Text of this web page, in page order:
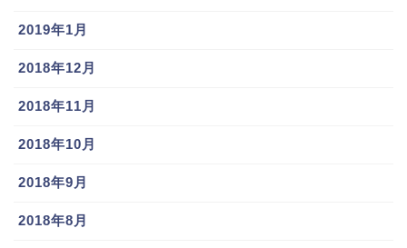
2019年1月
2018年12月
2018年11月
2018年10月
2018年9月
2018年8月